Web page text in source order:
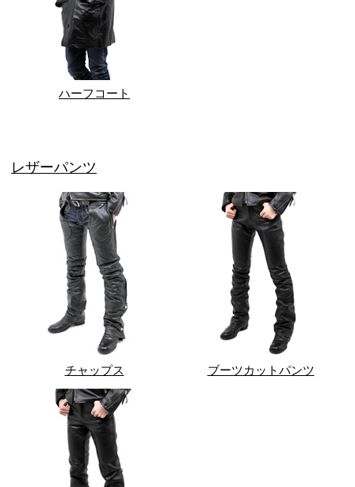
ハーフコート
レザーパンツ
チャップス ブーツカットパンツ